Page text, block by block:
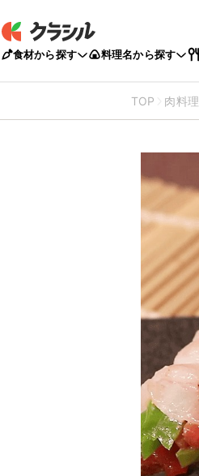
食材から探す 料理名から探す
TOP 肉料理